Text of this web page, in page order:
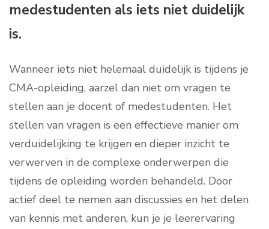
medestudenten als iets niet duidelijk
is.
Wanneer iets niet helemaal duidelijk is tijdens je
CMA-opleiding, aarzel dan niet om vragen te
stellen aan je docent of medestudenten. Het
stellen van vragen is een effectieve manier om
verduidelijking te krijgen en dieper inzicht te
verwerven in de complexe onderwerpen die
tijdens de opleiding worden behandeld. Door
actief deel te nemen aan discussies en het delen
van kennis met anderen, kun je je leerervaring